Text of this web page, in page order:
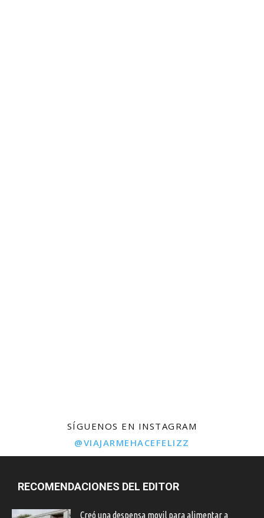
SÍGUENOS EN INSTAGRAM
@VIAJARMEHACEFELIZZ
RECOMENDACIONES DEL EDITOR
Creó una despensa movil para alimentar a